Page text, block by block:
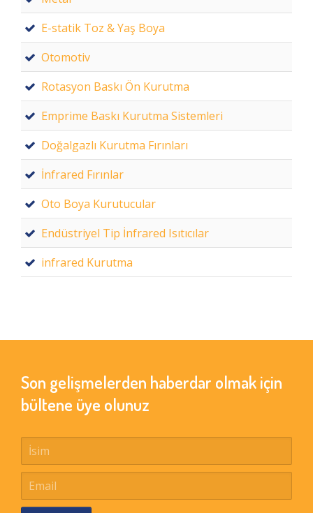
E-statik Toz & Yaş Boya
Otomotiv
Rotasyon Baskı Ön Kurutma
Emprime Baskı Kurutma Sistemleri
Doğalgazlı Kurutma Fırınları
İnfrared Fırınlar
Oto Boya Kurutucular
Endüstriyel Tip İnfrared Isıtıcılar
infrared Kurutma
Son gelişmelerden haberdar olmak için
bültene üye olunuz